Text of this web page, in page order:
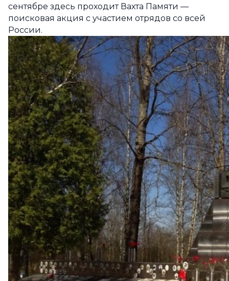
сентябре здесь проходит Вахта Памяти —
поисковая акция с участием отрядов со всей
России.